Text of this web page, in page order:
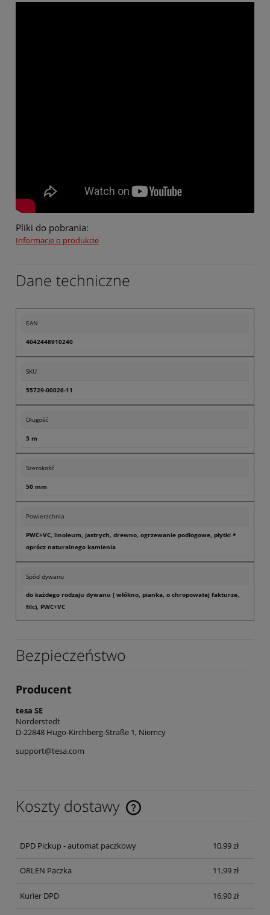
Pliki do pobrania:
Informacje o produkcie
Dane techniczne
EAN
4042448910240
SKU
55729-00026-11
Długość
5 m
Szerokość
50 mm
Powierzchnia
PWC+VC, linoleum, jastrych, drewno, ogrzewanie podłogowe, płytki *
oprócz naturalnego kamienia
Spód dywanu
do każdego rodzaju dywanu ( włókno, pianka, o chropowatej fakturze,
filc), PWC+VC
Bezpieczeństwo
Producent
tesa SE
Norderstedt
D-22848 Hugo-Kirchberg-Straße 1, Niemcy
support@tesa.com
Koszty dostawy
Cena nie zawiera ewentualnych kosztów płatności
DPD Pickup - automat paczkowy 10,99 zł
ORLEN Paczka 11,99 zł
Kurier DPD 16,90 zł